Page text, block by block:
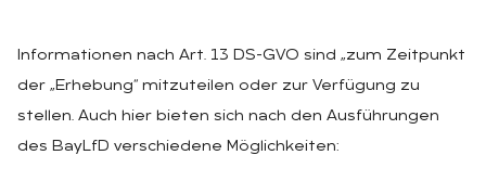
Informationen nach Art. 13 DS-GVO sind „zum Zeitpunkt
der „Erhebung“ mitzuteilen oder zur Verfügung zu
stellen. Auch hier bieten sich nach den Ausführungen
des BayLfD verschiedene Möglichkeiten: